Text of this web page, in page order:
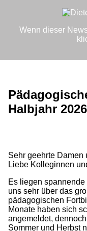
Wenn dieser
Halbjahr 2026
Sehr geehrte Damen
Liebe Kolleginnen
Es liegen
uns sehr über das
pädagogischen
Monate haben sich
angemeldet,
Sommer und Herbst